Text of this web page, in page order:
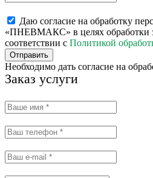
Даю согласие на обработку
«ПНЕВМАКС» в целях обработки
соответствии с Политикой
Отправить
Необходимо дать согласие на
Заказ услуги